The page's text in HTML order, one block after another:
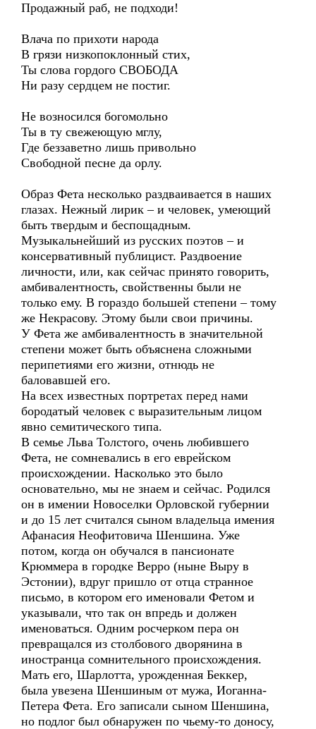
Продажный раб, не подходи!
Влача по прихоти народа
В грязи низкопоклонный стих,
Ты слова гордого СВОБОДА
Ни разу сердцем не постиг.
Не возносился богомольно
Ты в ту свежеющую мглу,
Где беззаветно лишь привольно
Свободной песне да орлу.
Образ Фета несколько раздваивается в наших
глазах. Нежный лирик – и человек, умеющий
быть твердым и беспощадным.
Музыкальнейший из русских поэтов – и
консервативный публицист. Раздвоение
личности, или, как сейчас принято говорить,
амбивалентность, свойственны были не
только ему. В гораздо большей степени – тому
же Некрасову. Этому были свои причины.
У Фета же амбивалентность в значительной
степени может быть объяснена сложными
перипетиями его жизни, отнюдь не
баловавшей его.
На всех известных портретах перед нами
бородатый человек с выразительным лицом
явно семитического типа.
В семье Льва Толстого, очень любившего
Фета, не сомневались в его еврейском
происхождении. Насколько это было
основательно, мы не знаем и сейчас. Родился
он в имении Новоселки Орловской губернии
и до 15 лет считался сыном владельца имения
Афанасия Неофитовича Шеншина. Уже
потом, когда он обучался в пансионате
Крюммера в городке Верро (ныне Выру в
Эстонии), вдруг пришло от отца странное
письмо, в котором его именовали Фетом и
указывали, что так он впредь и должен
именоваться. Одним росчерком пера он
превращался из столбового дворянина в
иностранца сомнительного происхождения.
Мать его, Шарлотта, урожденная Беккер,
была увезена Шеншиным от мужа, Иоганна-
Петера Фета. Его записали сыном Шеншина,
но подлог был обнаружен по чьему-то доносу,